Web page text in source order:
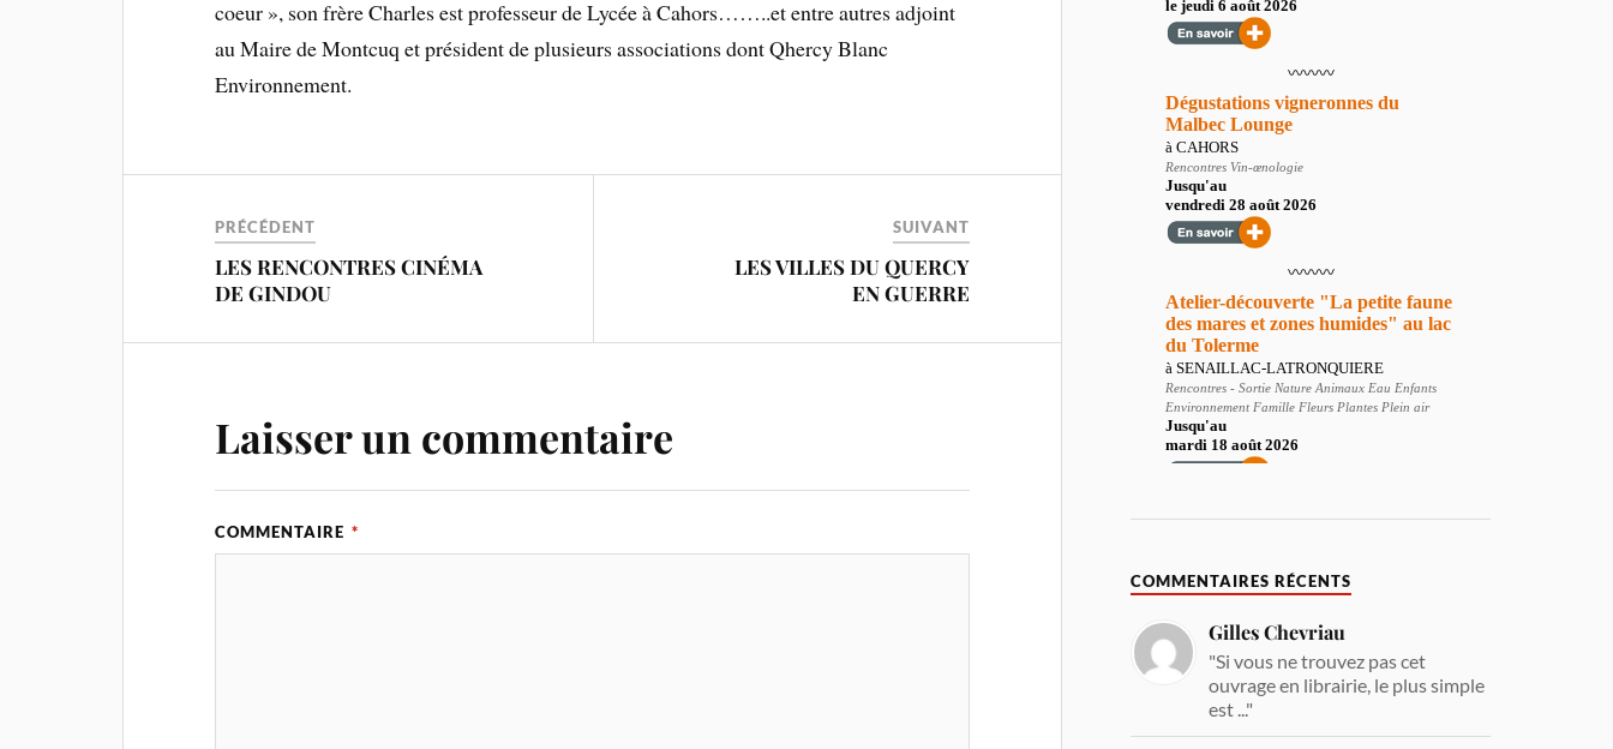
coeur », son frère Charles est professeur de Lycée à Cahors……..et entre autres adjoint
au Maire de Montcuq et président de plusieurs associations dont Qhercy Blanc
Environnement.
PRÉCÉDENT
LES RENCONTRES CINÉMA
DE GINDOU
SUIVANT
LES VILLES DU QUERCY
EN GUERRE
Laisser un commentaire
COMMENTAIRE *
COMMENTAIRES RÉCENTS
Gilles Chevriau
"Si vous ne trouvez pas cet
ouvrage en librairie, le plus simple
est ..."